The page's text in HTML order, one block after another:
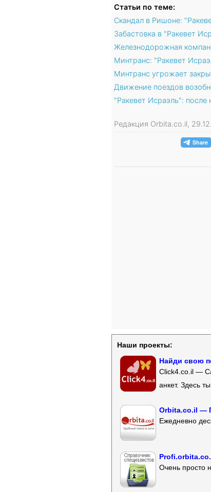
Статьи по теме:
Скандал в Ришоне:
Забастовка в "Ракевет
Железнодорожная
Минтранс: "Ракевет
Минтранс угрожает
Движение поездов
"Ракевет Исраэль": после
Редакция Orbita.co.il,
Наши проекты:
Найди свою
Click4.co.il —
анкет. Здесь
Orbita.co.il —
Ежедневно
Очень просто